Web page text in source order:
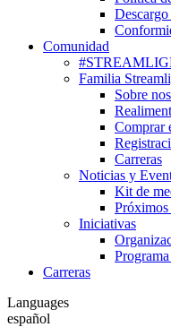
Comunidad
Familia
Sobre
Comprar
Carreras
Noticias y
Kit de
Iniciativas
Carreras
Languages
español